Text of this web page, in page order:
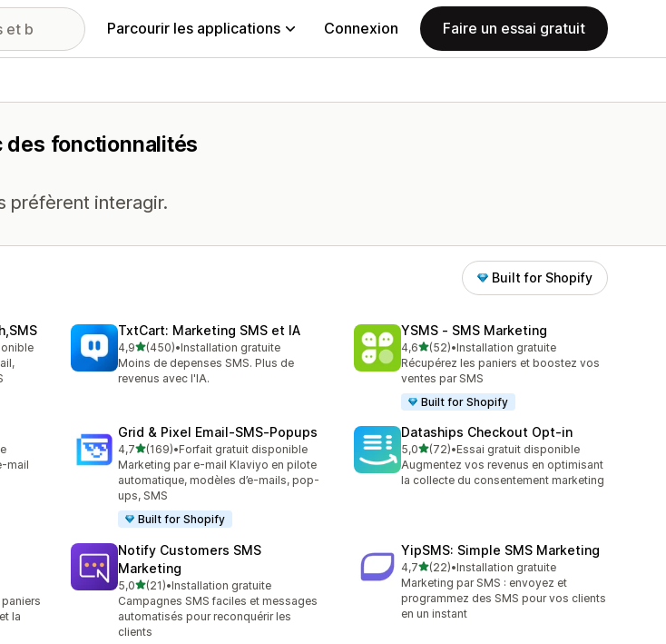
Parcourir les applications Connexion Faire un essai gratuit
des fonctionnalités
préfèrent interagir.
Built for Shopify
TxtCart: Marketing SMS et IA
4,9étoile(s) sur 5
(450)
450 avis au total
•Installation gratuite
Moins de depenses SMS. Plus de
revenus avec l'IA.
YSMS ‑ SMS Marketing
4,6étoile(s) sur 5
(52)
52 avis au total
•Installation gratuite
Récupérez les paniers et boostez vos
ventes par SMS
Built for Shopify
mail
Grid & Pixel Email‑SMS‑Popups
4,7étoile(s) sur 5
(169)
169 avis au total
•Forfait gratuit disponible
Marketing par e-mail Klaviyo en pilote
automatique, modèles d’e-mails, pop-
ups, SMS
Built for Shopify
Dataships Checkout Opt‑in
5,0étoile(s) sur 5
(72)
72 avis au total
•Essai gratuit disponible
Augmentez vos revenus en optimisant
la collecte du consentement marketing
la
Notify Customers SMS
Marketing
5,0étoile(s) sur 5
(21)
21 avis au total
•Installation gratuite
Campagnes SMS faciles et messages
automatisés pour reconquérir les
clients
YipSMS: Simple SMS Marketing
4,7étoile(s) sur 5
(22)
22 avis au total
•Installation gratuite
Marketing par SMS : envoyez et
programmez des SMS pour vos clients
en un instant